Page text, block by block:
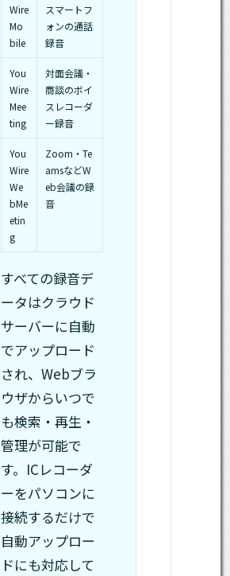
Wire
Mo
bile
スマートフ
ォンの通話
録音
You
Wire
Mee
ting
対面会議・
商談のボイ
スレコーダ
ー録音
You
Wire
We
bMe
etin
g
Zoom・Te
amsなどW
eb会議の録
音
すべての録音デ
ータはクラウド
サーバーに自動
でアップロード
され、Webブラ
ウザからいつで
も検索・再生・
管理が可能で
す。ICレコーダ
ーをパソコンに
接続するだけで
自動アップロー
ドにも対応して